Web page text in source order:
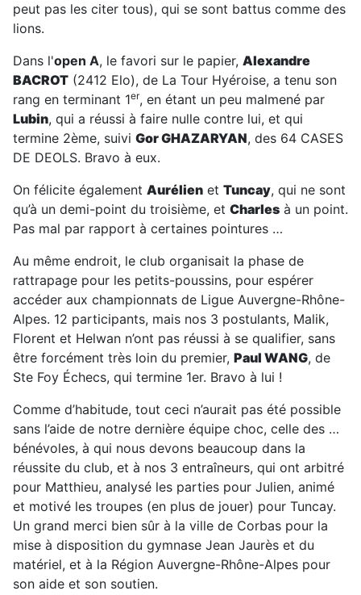
peut pas les citer tous), qui se sont battus comme des
lions.
Dans l'open A, le favori sur le papier, Alexandre
BACROT (2412 Elo), de La Tour Hyéroise, a tenu son
rang en terminant 1er, en étant un peu malmené par
Lubin, qui a réussi à faire nulle contre lui, et qui
termine 2ème, suivi Gor GHAZARYAN, des 64 CASES
DE DEOLS. Bravo à eux.
On félicite également Aurélien et Tuncay, qui ne sont
qu’à un demi-point du troisième, et Charles à un point.
Pas mal par rapport à certaines pointures …
Au même endroit, le club organisait la phase de
rattrapage pour les petits-poussins, pour espérer
accéder aux championnats de Ligue Auvergne-Rhône-
Alpes. 12 participants, mais nos 3 postulants, Malik,
Florent et Helwan n’ont pas réussi à se qualifier, sans
être forcément très loin du premier, Paul WANG, de
Ste Foy Échecs, qui termine 1er. Bravo à lui !
Comme d’habitude, tout ceci n’aurait pas été possible
sans l’aide de notre dernière équipe choc, celle des …
bénévoles, à qui nous devons beaucoup dans la
réussite du club, et à nos 3 entraîneurs, qui ont arbitré
pour Matthieu, analysé les parties pour Julien, animé
et motivé les troupes (en plus de jouer) pour Tuncay.
Un grand merci bien sûr à la ville de Corbas pour la
mise à disposition du gymnase Jean Jaurès et du
matériel, et à la Région Auvergne-Rhône-Alpes pour
son aide et son soutien.